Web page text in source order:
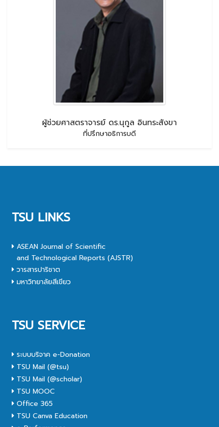
ผู้ช่วยศาสตราจารย์ ดร.นุกูล อินทระสังขา
ที่ปรึกษาอธิการบดี
TSU LINKS
ASEAN Journal of Scientific
and Technological Reports (AJSTR)
วารสารปาริชาต
มหาวิทยาลัยสีเขียว
TSU SERVICE
ระบบบริจาค e-Donation
TSU Mail (@tsu)
TSU Mail (@scholar)
TSU MOOC
Office 365
TSU Canva Education